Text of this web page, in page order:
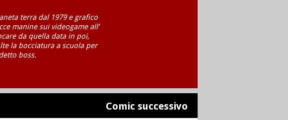
terra dal 1979 e grafico
manine sui videogame all’
da quella data in poi,
la bocciatura a scuola per
boss.
Comic successivo